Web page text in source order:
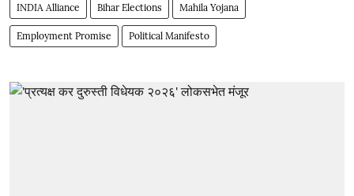
INDIA Alliance Bihar Elections Mahila Yojana
Employment Promise Political Manifesto